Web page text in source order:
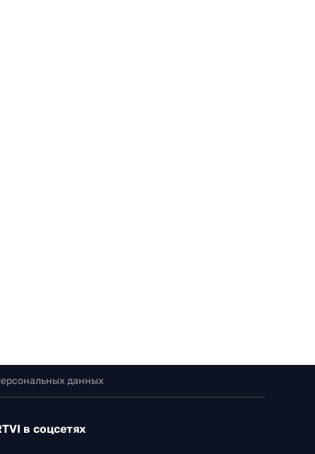
данных
в соцсетях